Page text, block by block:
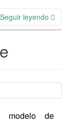
Seguir leyendo
modelo de